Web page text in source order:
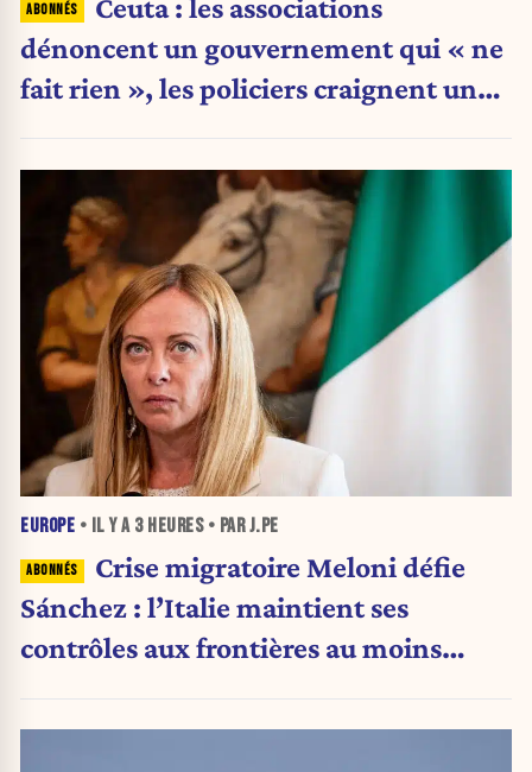
dénoncent un gouvernement qui « ne
fait rien », les policiers craignent une
EUROPE • IL Y A 3 HEURES• PAR J.PE
Crise migratoire Meloni défie
Sánchez : l’Italie maintient ses
contrôles aux frontières au moins